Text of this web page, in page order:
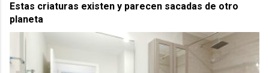
Estas criaturas existen y parecen sacadas de otro
planeta